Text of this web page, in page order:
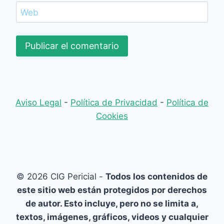
Web
Aviso Legal - Política de Privacidad - Política de
Cookies
© 2026 CIG Pericial - Todos los contenidos de
este sitio web están protegidos por derechos
de autor. Esto incluye, pero no se limita a,
textos, imágenes, gráficos, videos y cualquier